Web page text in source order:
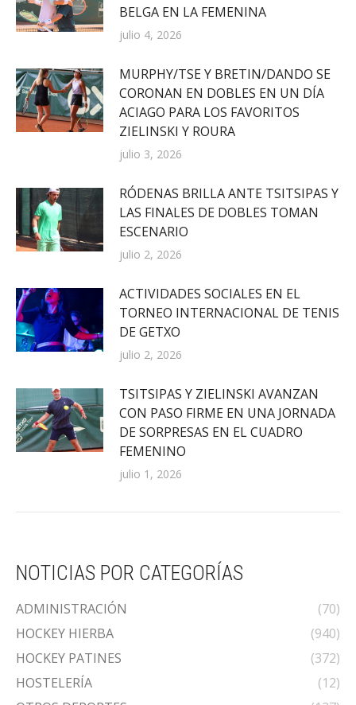
BELGA EN LA FEMENINA
julio 4, 2026
MURPHY/TSE Y BRETIN/DANDO SE
CORONAN EN DOBLES EN UN DÍA
ACIAGO PARA LOS FAVORITOS
ZIELINSKI Y ROURA
julio 3, 2026
RÓDENAS BRILLA ANTE TSITSIPAS Y
LAS FINALES DE DOBLES TOMAN
ESCENARIO
julio 2, 2026
ACTIVIDADES SOCIALES EN EL
TORNEO INTERNACIONAL DE TENIS
DE GETXO
julio 2, 2026
TSITSIPAS Y ZIELINSKI AVANZAN
CON PASO FIRME EN UNA JORNADA
DE SORPRESAS EN EL CUADRO
FEMENINO
julio 1, 2026
NOTICIAS POR CATEGORÍAS
ADMINISTRACIÓN
(70)
HOCKEY HIERBA
(940)
HOCKEY PATINES
(372)
HOSTELERÍA
(12)